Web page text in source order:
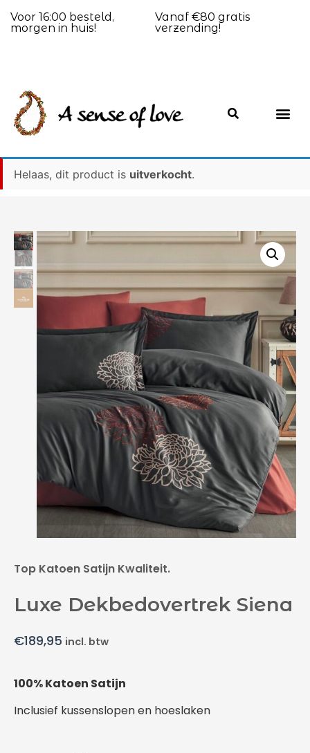
Voor 16:00 besteld,
morgen in huis!
Vanaf €80 gratis
verzending!
Helaas, dit product is uitverkocht.
Top Katoen Satijn Kwaliteit.
Luxe Dekbedovertrek Siena
€189,95 incl. btw
100% Katoen Satijn
Inclusief kussenslopen en hoeslaken